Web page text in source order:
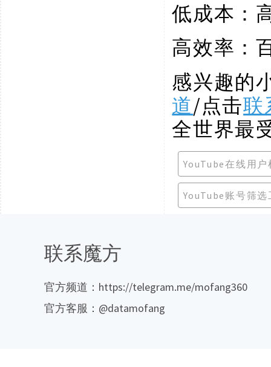
低成本：
高效率：
感兴趣的
道/点击联
全世界最
YouTube在线用
YouTube账号筛选
联系魔方
官方频道：https://telegram.me/mofang360
官方客服：@datamofang